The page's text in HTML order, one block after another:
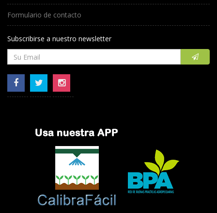
Formulario de contacto
Subscribirse a nuestro newsletter